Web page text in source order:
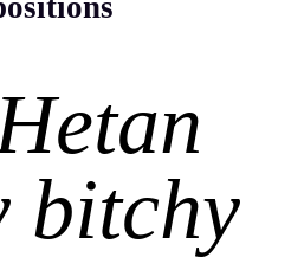
bitchy